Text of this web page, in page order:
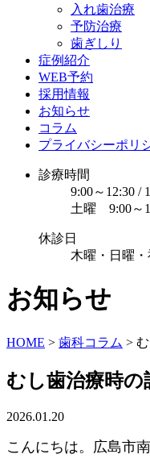
入れ歯治療
予防治療
歯ぎしり
症例紹介
WEB予約
採用情報
お知らせ
コラム
プライバシーポリ
診療時間
9:00～12:30 /
土曜 9:00～
休診日
木曜・日曜・
お知らせ
HOME > 歯科コラム >
むし歯治療時
2026.01.20
こんにちは。広島市